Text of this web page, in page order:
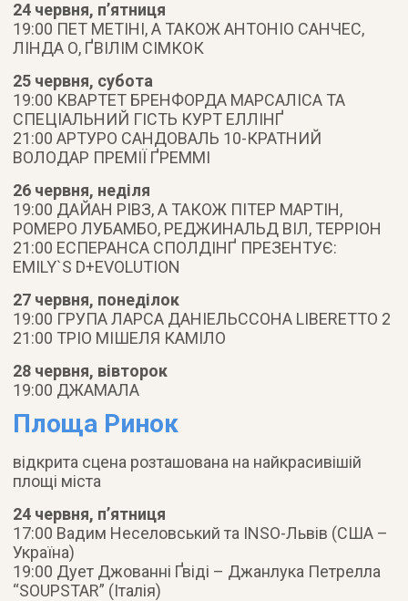
24 червня, п’ятниця
19:00 ПЕТ МЕТІНІ, А ТАКОЖ АНТОНІО САНЧЕС,
ЛІНДА О, ҐВІЛІМ СІМКОК
25 червня, субота
19:00 КВАРТЕТ БРЕНФОРДА МАРСАЛІСА ТА
СПЕЦІАЛЬНИЙ ГІСТЬ КУРТ ЕЛЛІНҐ
21:00 АРТУРО САНДОВАЛЬ 10-КРАТНИЙ
ВОЛОДАР ПРЕМІЇ ҐРЕММІ
26 червня, неділя
19:00 ДАЙАН РІВЗ, А ТАКОЖ ПІТЕР МАРТІН,
РОМЕРО ЛУБАМБО, РЕДЖИНАЛЬД ВІЛ, ТЕРРІОН
21:00 ЕСПЕРАНСА СПОЛДІНҐ ПРЕЗЕНТУЄ:
EMILY`S D+EVOLUTION
27 червня, понеділок
19:00 ГРУПА ЛАРСА ДАНІЕЛЬССОНА LIBERETTO 2
21:00 ТРІО МІШЕЛЯ КАМІЛО
28 червня, вівторок
19:00 ДЖАМАЛА
Площа Ринок
відкрита сцена розташована на найкрасивішій
площі міста
24 червня, п’ятниця
17:00 Вадим Неселовський та INSO-Львів (США –
Україна)
19:00 Дует Джованні Ґвіді – Джанлука Петрелла
“SOUPSTAR” (Італія)